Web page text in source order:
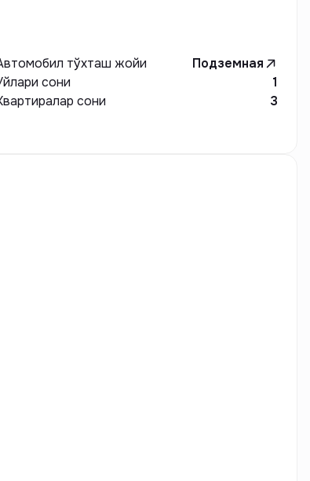
тўхташ жойи
Подземная
сони
1
сони
3